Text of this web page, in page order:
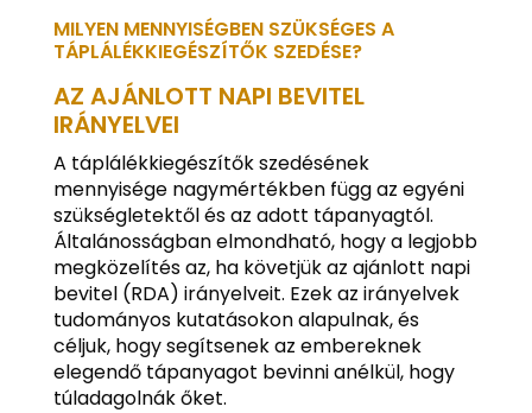
MILYEN MENNYISÉGBEN SZÜKSÉGES A
TÁPLÁLÉKKIEGÉSZÍTŐK SZEDÉSE?
AZ AJÁNLOTT NAPI BEVITEL
IRÁNYELVEI
A táplálékkiegészítők szedésének
mennyisége nagymértékben függ az egyéni
szükségletektől és az adott tápanyagtól.
Általánosságban elmondható, hogy a legjobb
megközelítés az, ha követjük az ajánlott napi
bevitel (RDA) irányelveit. Ezek az irányelvek
tudományos kutatásokon alapulnak, és
céljuk, hogy segítsenek az embereknek
elegendő tápanyagot bevinni anélkül, hogy
túladagolnák őket.